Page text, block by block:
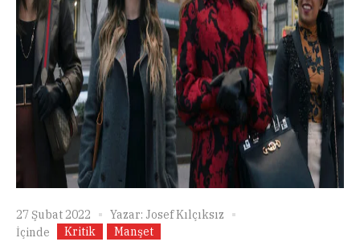
27 Şubat 2022 Yazar: Josef Kılçıksız
İçinde
Kritik Manşet